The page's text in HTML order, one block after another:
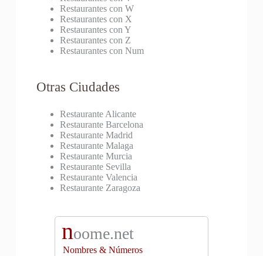
Restaurantes con W
Restaurantes con X
Restaurantes con Y
Restaurantes con Z
Restaurantes con Num
Otras Ciudades
Restaurante Alicante
Restaurante Barcelona
Restaurante Madrid
Restaurante Malaga
Restaurante Murcia
Restaurante Sevilla
Restaurante Valencia
Restaurante Zaragoza
noome.net
Nombres & Números